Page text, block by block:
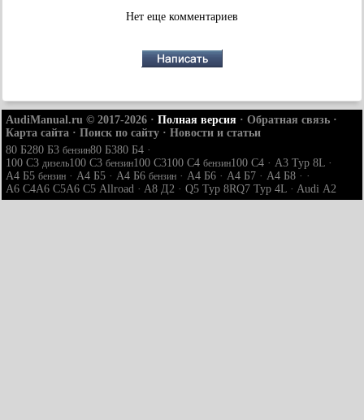
Нет еще комментариев
AudiManual.ru © 2017-2026 · Полная версия · Обратная связь ·
Карта сайта · Поиск по сайту · Новости и статьи
80 Б280 Б3 бензин80 Б380 Б4 ·
100 С3 дизель100 С3 бензин100 С3100 С4 бензин100 С4 · A3 Typ 8L ·
A4 Б5 бензин · A4 Б5 · A4 Б6 бензин · A4 Б6 · A4 Б7 · A4 Б8 · ·
A6 С4A6 С5A6 С5 Allroad · A8 Д2 · Q5 Typ 8RQ7 Typ 4L · Audi А2